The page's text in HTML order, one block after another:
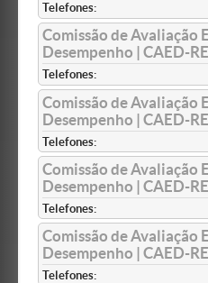
Telefones:
Comissão de Avaliação
Desempenho | CAED-
Telefones:
Comissão de Avaliação
Desempenho | CAED-
Telefones:
Comissão de Avaliação
Desempenho | CAED-
Telefones:
Comissão de Avaliação
Desempenho | CAED-
Telefones: